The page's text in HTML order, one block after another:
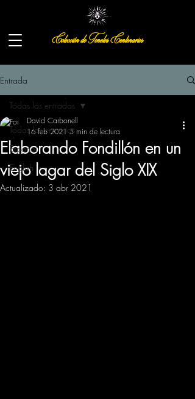
Colección de Toneles Centenarios
Entrada
Todas las entradas
Español
English
Todas las entradas
Elaborando Fondillón en un
viejo lagar del Siglo XIX
David Carbonell
16 feb 2021 5 min de lectura
Actualizado: 3 abr 2021